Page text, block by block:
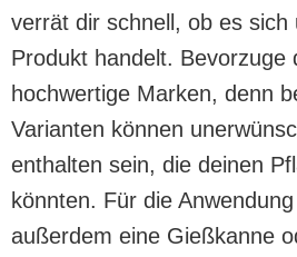
verrät dir schnell, ob es sich
Produkt handelt. Bevorzuge
hochwertige Marken, denn
Varianten können
enthalten sein, die deinen
könnten. Für die
außerdem eine Gießkanne